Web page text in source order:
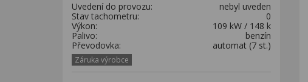
Uvedení do provozu:
nebyl uveden
Stav tachometru:
0
Výkon:
109 kW / 148 k
Palivo:
benzín
Převodovka:
automat (7 st.)
Záruka výrobce